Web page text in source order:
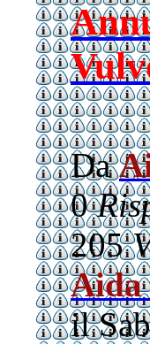
Da
0
205
Aida
il